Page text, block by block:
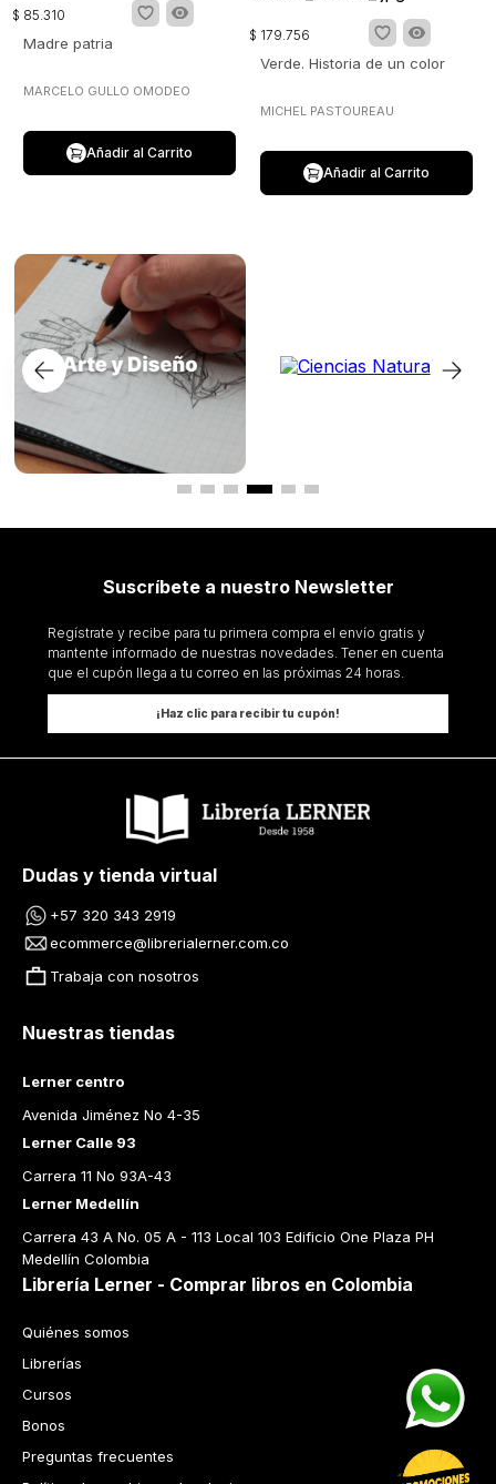
$ 85.310
Madre patria
MARCELO GULLO OMODEO
Añadir al Carrito
$ 179.756
Verde. Historia de un color
MICHEL PASTOUREAU
Añadir al Carrito
Suscríbete a nuestro Newsletter
Regístrate y recibe para tu primera compra el envío gratis y
mantente informado de nuestras novedades. Tener en cuenta
que el cupón llega a tu correo en las próximas 24 horas.
¡Haz clic para recibir tu cupón!
Dudas y tienda virtual
+57 320 343 2919
ecommerce@librerialerner.com.co
Trabaja con nosotros
Nuestras tiendas
Lerner centro
Avenida Jiménez No 4-35
Lerner Calle 93
Carrera 11 No 93A-43
Lerner Medellín
Carrera 43 A No. 05 A - 113 Local 103 Edificio One Plaza PH
Medellín Colombia
Librería Lerner - Comprar libros en Colombia
Quiénes somos
Librerías
Cursos
Bonos
Preguntas frecuentes